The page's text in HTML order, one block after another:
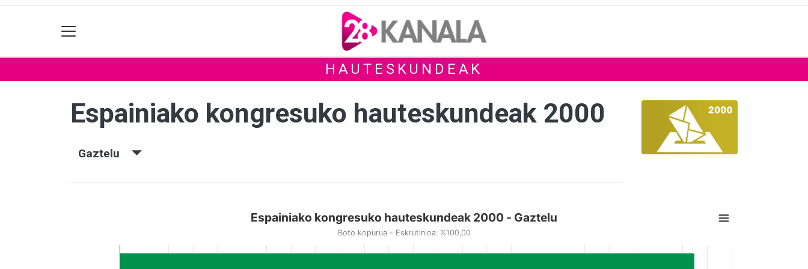
HAUTESKUNDEAK
Espainiako kongresuko hauteskundeak 2000
Gaztelu
Espainiako kongresuko hauteskundeak 2000 - Gaztelu
Boto kopurua - Eskrutinioa: %100,00